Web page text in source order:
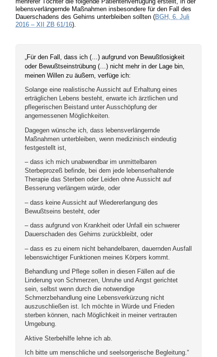
lebensverlängernde Maßnahmen insbesondere für den Fall des
Dauerschadens des Gehirns unterbleiben sollten (BGH, 6. Juli
2016 – XII ZB 61/16).
„Für den Fall, dass ich (…) aufgrund von Bewußtlosigkeit
oder Bewußtseinstrübung (…) nicht mehr in der Lage bin,
meinen Willen zu äußern, verfüge ich:
Solange eine realistische Aussicht auf Erhaltung eines
erträglichen Lebens besteht, erwarte ich ärztlichen und
pflegerischen Beistand unter Ausschöpfung der
angemessenen Möglichkeiten.
Dagegen wünsche ich, dass lebensverlängernde
Maßnahmen unterbleiben, wenn medizinisch eindeutig
festgestellt ist,
– dass ich mich unabwendbar im unmittelbaren
Sterbeprozeß befinde, bei dem jede lebenserhaltende
Therapie das Sterben oder Leiden ohne Aussicht auf
Besserung verlängern würde, oder
– dass keine Aussicht auf Wiedererlangung des
Bewußtseins besteht, oder
– dass aufgrund von Krankheit oder Unfall ein schwerer
Dauerschaden des Gehirns zurückbleibt, oder
– dass es zu einem nicht behandelbaren, dauernden Ausfall
lebenswichtiger Funktionen meines Körpers kommt.
Behandlung und Pflege sollen in diesen Fällen auf die
Linderung von Schmerzen, Unruhe und Angst gerichtet
sein, selbst wenn durch die notwendige
Schmerzbehandlung eine Lebensverkürzung nicht
auszuschließen ist. Ich möchte in Würde und Frieden
sterben können, nach Möglichkeit in meiner vertrauten
Umgebung.
Aktive Sterbehilfe lehne ich ab.
Ich bitte um menschliche und seelsorgerische Begleitung.“